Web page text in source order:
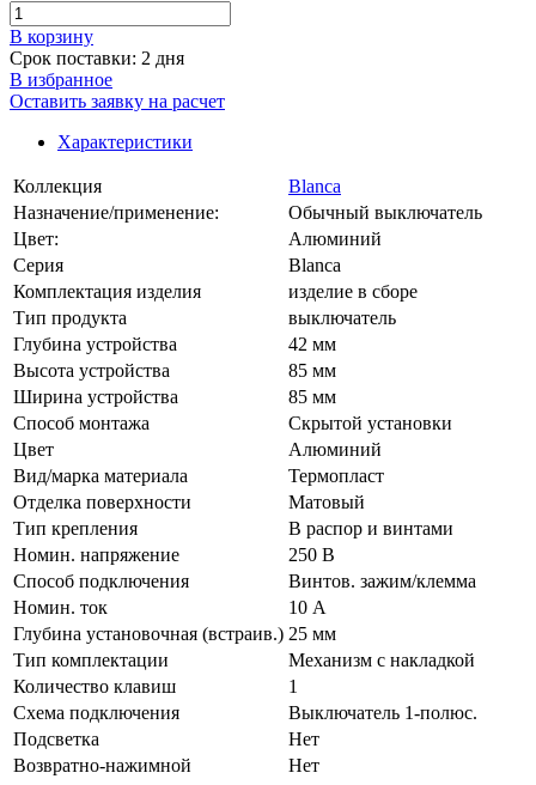
В корзинy
Срок поставки: 2 дня
В избранное
Оставить заявку на расчет
Характеристики
Коллекция
Blanca
Назначение/применение:
Обычный выключатель
Цвет:
Алюминий
Серия
Blanca
Комплектация изделия
изделие в сборе
Тип продукта
выключатель
Глубина устройства
42 мм
Высота устройства
85 мм
Ширина устройства
85 мм
Способ монтажа
Скрытой установки
Цвет
Алюминий
Вид/марка материала
Термопласт
Отделка поверхности
Матовый
Тип крепления
В распор и винтами
Номин. напряжение
250 В
Способ подключения
Винтов. зажим/клемма
Номин. ток
10 А
Глубина установочная (встраив.) 25 мм
Тип комплектации
Механизм с накладкой
Количество клавиш
1
Схема подключения
Выключатель 1-полюс.
Подсветка
Нет
Возвратно-нажимной
Нет